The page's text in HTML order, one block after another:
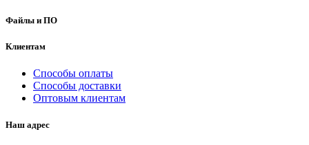
Файлы и ПО
Клиентам
Способы оплаты
Способы доставки
Оптовым клиентам
Наш адрес